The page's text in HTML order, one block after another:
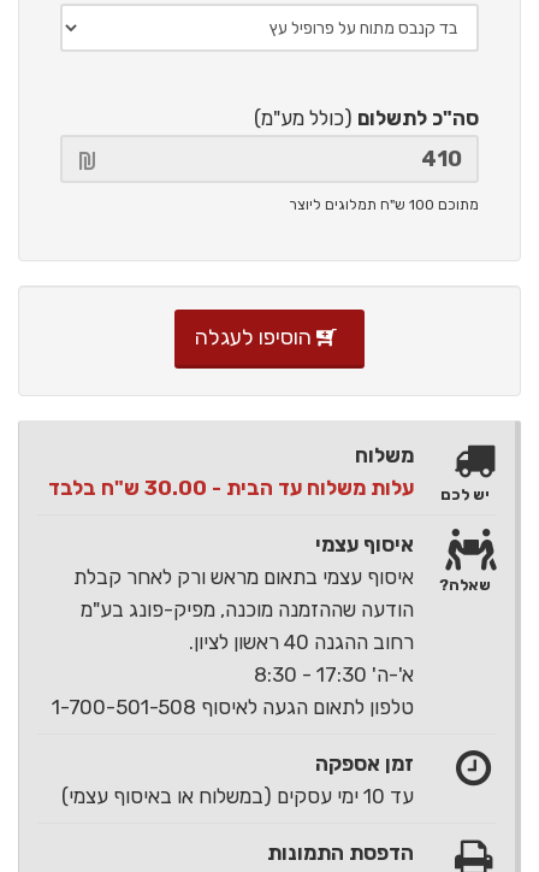
סה"כ לתשלום (כולל מע"מ)
מתוכם 100 ש"ח תמלוגים ליוצר
הוסיפו לעגלה
משלוח
עלות משלוח עד הבית - 30.00 ש"ח בלבד
איסוף עצמי
איסוף עצמי בתאום מראש ורק לאחר קבלת
הודעה שההזמנה מוכנה, מפיק-פונג בע"מ
רחוב ההגנה 40 ראשון לציון.
א'-ה' 17:30 - 8:30
טלפון לתאום הגעה לאיסוף 1-700-501-508
זמן אספקה
עד 10 ימי עסקים (במשלוח או באיסוף עצמי)
הדפסת התמונות
יש לכם
שאלה?